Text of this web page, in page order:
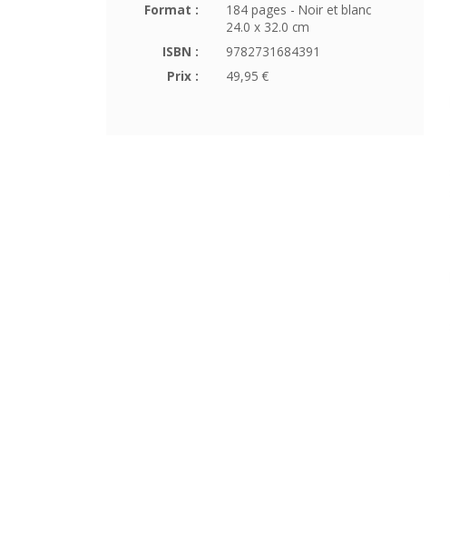
Format :
184 pages - Noir et blanc
24.0 x 32.0 cm
ISBN :
9782731684391
Prix :
49,95 €